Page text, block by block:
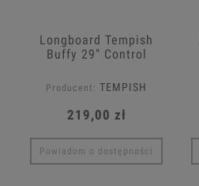
Longboard Tempish
Buffy 29" Control
Producent: TEMPISH
219,00 zł
Powiadom o dostępności